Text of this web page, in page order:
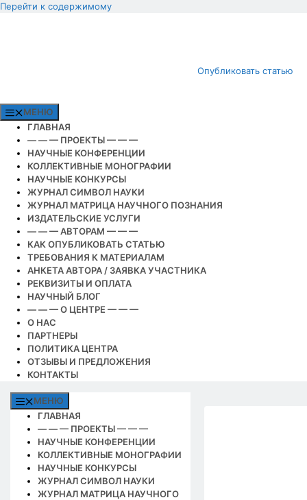
Перейти к содержимому
Опубликовать статью
МЕНЮ
ГЛАВНАЯ
— — — ПРОЕКТЫ — — —
НАУЧНЫЕ КОНФЕРЕНЦИИ
КОЛЛЕКТИВНЫЕ МОНОГРАФИИ
НАУЧНЫЕ КОНКУРСЫ
ЖУРНАЛ СИМВОЛ НАУКИ
ЖУРНАЛ МАТРИЦА НАУЧНОГО ПОЗНАНИЯ
ИЗДАТЕЛЬСКИЕ УСЛУГИ
— — — АВТОРАМ — — —
КАК ОПУБЛИКОВАТЬ СТАТЬЮ
ТРЕБОВАНИЯ К МАТЕРИАЛАМ
АНКЕТА АВТОРА / ЗАЯВКА УЧАСТНИКА
РЕКВИЗИТЫ И ОПЛАТА
НАУЧНЫЙ БЛОГ
— — — О ЦЕНТРЕ — — —
О НАС
ПАРТНЕРЫ
ПОЛИТИКА ЦЕНТРА
ОТЗЫВЫ И ПРЕДЛОЖЕНИЯ
КОНТАКТЫ
МЕНЮ
ГЛАВНАЯ
— — — ПРОЕКТЫ — — —
НАУЧНЫЕ КОНФЕРЕНЦИИ
КОЛЛЕКТИВНЫЕ МОНОГРАФИИ
НАУЧНЫЕ КОНКУРСЫ
ЖУРНАЛ СИМВОЛ НАУКИ
ЖУРНАЛ МАТРИЦА НАУЧНОГО